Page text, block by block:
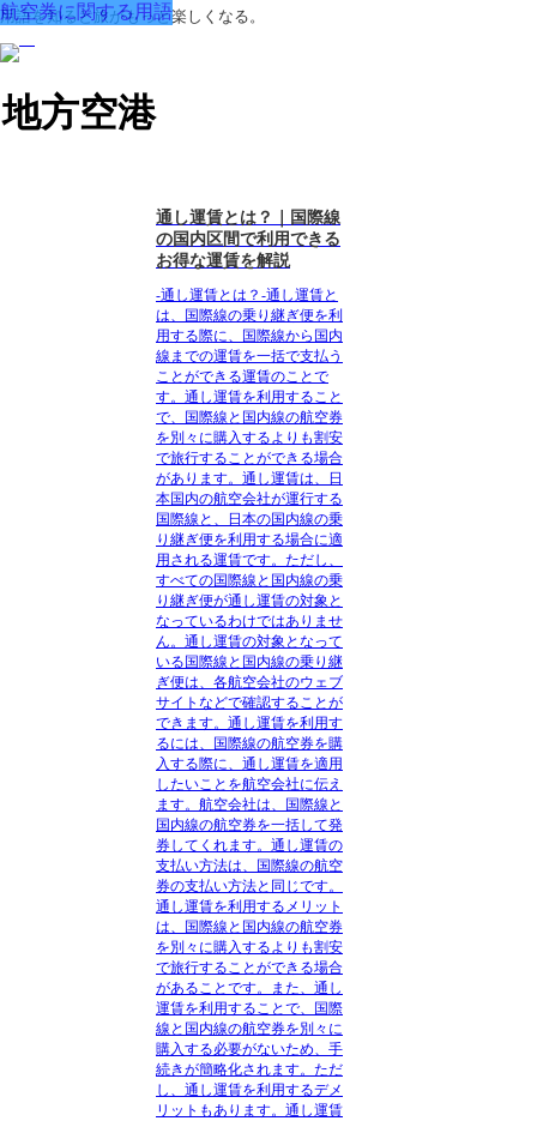
用語を知ると旅がもっと楽しくなる。
地方空港
航空券に関する用語
通し運賃とは？｜国際線
の国内区間で利用できる
お得な運賃を解説
-通し運賃とは？-通し運賃と
は、国際線の乗り継ぎ便を利
用する際に、国際線から国内
線までの運賃を一括で支払う
ことができる運賃のことで
す。通し運賃を利用すること
で、国際線と国内線の航空券
を別々に購入するよりも割安
で旅行することができる場合
があります。通し運賃は、日
本国内の航空会社が運行する
国際線と、日本の国内線の乗
り継ぎ便を利用する場合に適
用される運賃です。ただし、
すべての国際線と国内線の乗
り継ぎ便が通し運賃の対象と
なっているわけではありませ
ん。通し運賃の対象となって
いる国際線と国内線の乗り継
ぎ便は、各航空会社のウェブ
サイトなどで確認することが
できます。通し運賃を利用す
るには、国際線の航空券を購
入する際に、通し運賃を適用
したいことを航空会社に伝え
ます。航空会社は、国際線と
国内線の航空券を一括して発
券してくれます。通し運賃の
支払い方法は、国際線の航空
券の支払い方法と同じです。
通し運賃を利用するメリット
は、国際線と国内線の航空券
を別々に購入するよりも割安
で旅行することができる場合
があることです。また、通し
運賃を利用することで、国際
線と国内線の航空券を別々に
購入する必要がないため、手
続きが簡略化されます。ただ
し、通し運賃を利用するデメ
リットもあります。通し運賃